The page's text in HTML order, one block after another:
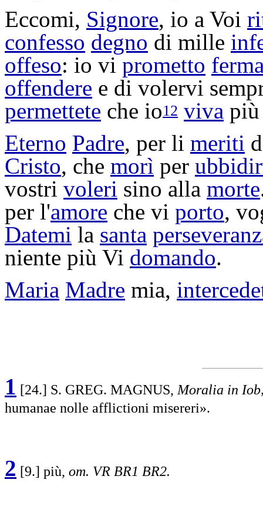
Eccomi, Signore, io a Voi
confesso degno di mille
offeso: io vi prometto
offendere e di volervi
permettete che io12 viva
Eterno Padre, per li meriti
Cristo, che morì per
vostri voleri sino alla morte
per l'amore che vi porto,
Datemi la santa
niente più Vi domando.
Maria Madre mia,
1 [24.] S. GREG. MAGNUS, Moralia in
humanae nolle afflictioni misereri».
2 [9.] più, om. VR BR1 BR2.